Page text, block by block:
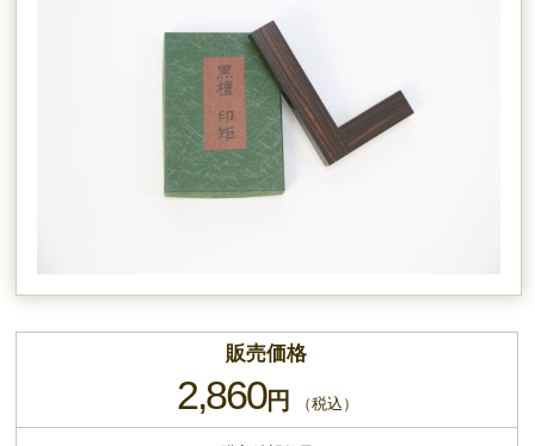
販売価格
2,860円 （税込）